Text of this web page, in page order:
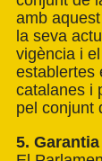
amb
la seva
vigència i
establertes
catalanes i
pel conjunt
5.